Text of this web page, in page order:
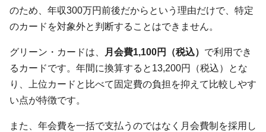
のため、年収300万円前後だからという理由だけで、特定
のカードを対象外と判断することはできません。
グリーン・カードは、 月会費1,100円（税込） で利用でき
るカードです。年間に換算すると13,200円（税込）とな
り、上位カードと比べて固定費の負担を抑えて比較しやす
い点が特徴です。
また、年会費を一括で支払うのではなく月会費制を採用し